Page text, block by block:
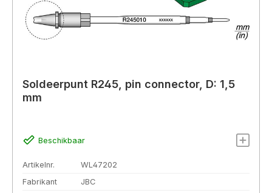
Soldeerpunt R245, pin connector, D: 1,5
mm
Beschikbaar
Artikelnr.
WL47202
Fabrikant
JBC